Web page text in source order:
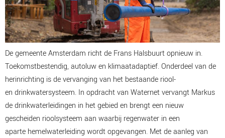
De gemeente Amsterdam richt de Frans Halsbuurt opnieuw in.
Toekomstbestendig, autoluw en klimaatadaptief. Onderdeel van de
herinrichting is de vervanging van het bestaande riool-
en drinkwatersysteem. In opdracht van Waternet vervangt Markus
de drinkwaterleidingen in het gebied en brengt een nieuw
gescheiden rioolsysteem aan waarbij regenwater in een
aparte hemelwaterleiding wordt opgevangen. Met de aanleg van